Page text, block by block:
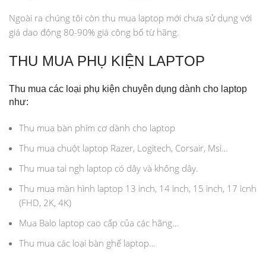
Ngoài ra chúng tôi còn thu mua laptop mới chưa sử dụng với
giá dao động 80-90% giá công bố từ hãng.
THU MUA PHỤ KIỆN LAPTOP
Thu mua các loại phụ kiện chuyên dụng dành cho laptop
như:
Thu mua bàn phím cơ dành cho laptop
Thu mua chuột laptop Razer, Logitech, Corsair, Msi…
Thu mua tai ngh laptop có dây và không dây.
Thu mua màn hình laptop 13 inch, 14 inch, 15 inch, 17 icnh
(FHD, 2K, 4K)
Mua Balo laptop cao cấp của các hãng…
Thu mua các loại bàn ghế laptop…